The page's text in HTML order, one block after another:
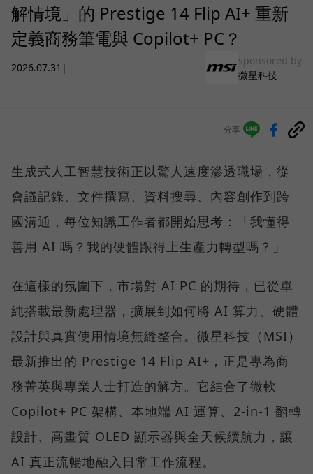
解情境」的 Prestige 14 Flip AI+ 重新
定義商務筆電與 Copilot+ PC？
2026.07.31 |
sponsored by
微星科技
分享
生成式人工智慧技術正以驚人速度滲透職場，從
會議記錄、文件撰寫、資料搜尋、內容創作到跨
國溝通，每位知識工作者都開始思考：「我懂得
善用 AI 嗎？我的硬體跟得上生產力轉型嗎？」
在這樣的氛圍下，市場對 AI PC 的期待，已從單
純搭載最新處理器，擴展到如何將 AI 算力、硬體
設計與真實使用情境無縫整合。微星科技（MSI）
最新推出的 Prestige 14 Flip AI+，正是專為商
務菁英與專業人士打造的解方。它結合了微軟
Copilot+ PC 架構、本地端 AI 運算、2-in-1 翻轉
設計、高畫質 OLED 顯示器與全天候續航力，讓
AI 真正流暢地融入日常工作流程。